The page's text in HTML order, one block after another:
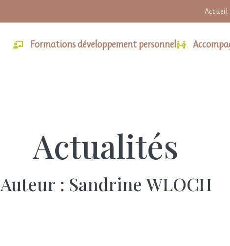
Accueil
Formations développement personnel
Actualités
Auteur : Sandrine WLOCH